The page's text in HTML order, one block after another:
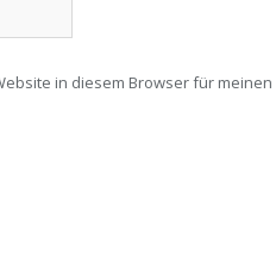
in diesem Browser für